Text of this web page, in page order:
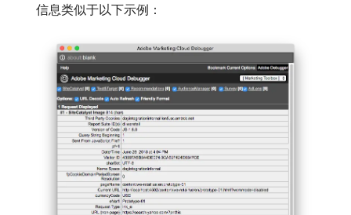
信息类似于以下示例：